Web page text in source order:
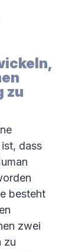
zu
dass
besteht
zwei
zu